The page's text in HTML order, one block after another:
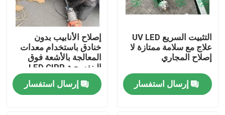
اتصل بنا
أخبار
التثبيت السريع UV LED
علاج مع سلامة ممتازة لا
إصلاح المجاري
إرسال استفسار
إصلاح الأنابيب بدون
خنادق باستخدام معدات
المعالجة بالأشعة فوق
البنفسجية LED CIPP
ذات القضيب الضاغط
إرسال استفسار